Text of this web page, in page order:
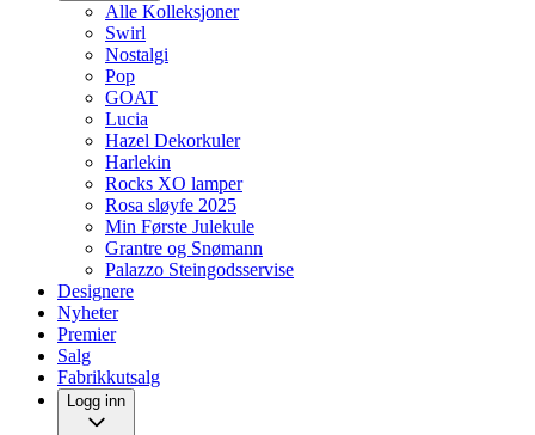
Alle Kolleksjoner
Swirl
Nostalgi
Pop
GOAT
Lucia
Hazel Dekorkuler
Harlekin
Rocks XO lamper
Rosa sløyfe 2025
Min Første Julekule
Grantre og Snømann
Palazzo Steingodsservise
Designere
Nyheter
Premier
Salg
Fabrikkutsalg
Logg inn